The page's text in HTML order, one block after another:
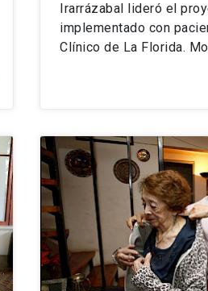
Irarrázabal lideró el
implementado con
Clínico de La Florida.